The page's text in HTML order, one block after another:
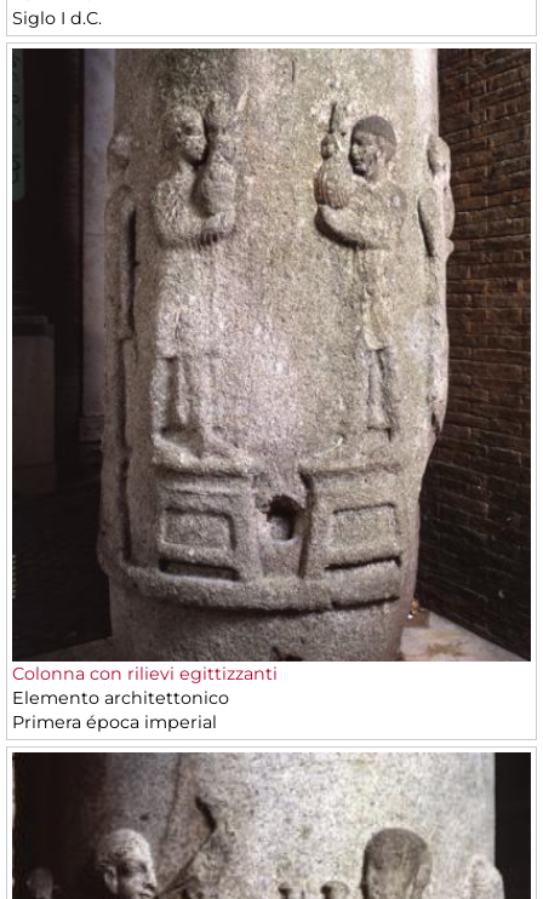
Siglo I d.C.
Colonna con rilievi egittizzanti
Elemento architettonico
Primera época imperial